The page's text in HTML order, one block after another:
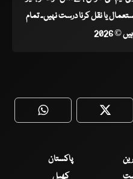
یا نقل کرنا درست نہیں۔ تمام
2026
WhatsApp
پاکستان